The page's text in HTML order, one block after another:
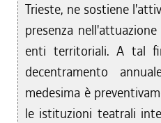
Trieste, ne sostiene
presenza
enti territoriali. A tal
decentramento
medesima è
le istituzioni teatrali